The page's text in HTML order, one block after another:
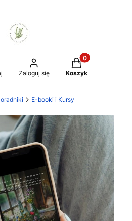
wyszukiwarkę
Zaloguj się
Produkty w
Koszyk
E-booki i Kursy